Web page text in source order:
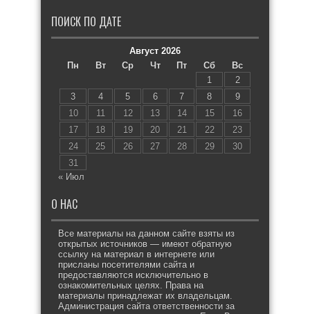
ПОИСК ПО ДАТЕ
Август 2026
Пн
Вт Ср Чт Пт Сб
Вс
1
2
3
4 5 6 7 8
9
10
11 12 13 14 15
16
17
18 19 20 21 22
23
24
25 26 27 28 29
30
31
« Июл
О НАС
Все материалы на данном сайте взяты из
открытых источников — имеют обратную
ссылку на материал в интернете или
присланы посетителями сайта и
предоставляются исключительно в
ознакомительных целях. Права на
материалы принадлежат их владельцам.
Администрация сайта ответственности за